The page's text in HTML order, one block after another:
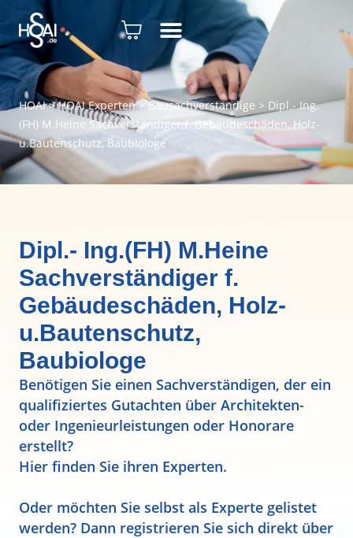
HOAI>HOAI Experten>Bausachverständige > Dipl.- Ing.
(FH) M.Heine Sachverständiger f. Gebäudeschäden, Holz-
u.Bautenschutz, Baubiologe
Dipl.- Ing.(FH) M.Heine
Sachverständiger f.
Gebäudeschäden, Holz-
u.Bautenschutz,
Baubiologe
Benötigen Sie einen Sachverständigen, der ein
qualifiziertes Gutachten über Architekten-
oder Ingenieurleistungen oder Honorare
erstellt?
Hier finden Sie ihren Experten.
Oder möchten Sie selbst als Experte gelistet
werden? Dann registrieren Sie sich direkt über